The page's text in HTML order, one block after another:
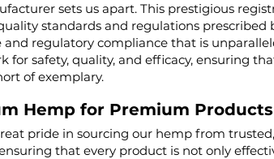
sets us apart. This prestigious
standards and regulations prescribed
and regulatory compliance that is
for safety, quality, and efficacy, ensuring
of exemplary.
Hemp for Premium Products
pride in sourcing our hemp from
that every product is not only